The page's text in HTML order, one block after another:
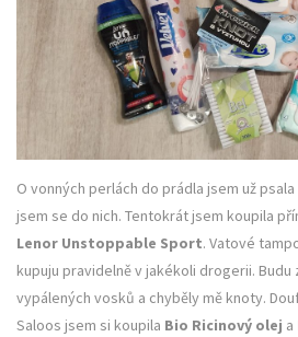
O vonných perlách do prádla jsem už psala
jsem se do nich. Tentokrát jsem koupila
Lenor Unstoppable Sport. Vatové
kupuju pravidelně v jakékoli drogerii. Budu
vypálených vosků a chyběly mě knoty.
Saloos jsem si koupila Bio Ricinový olej a